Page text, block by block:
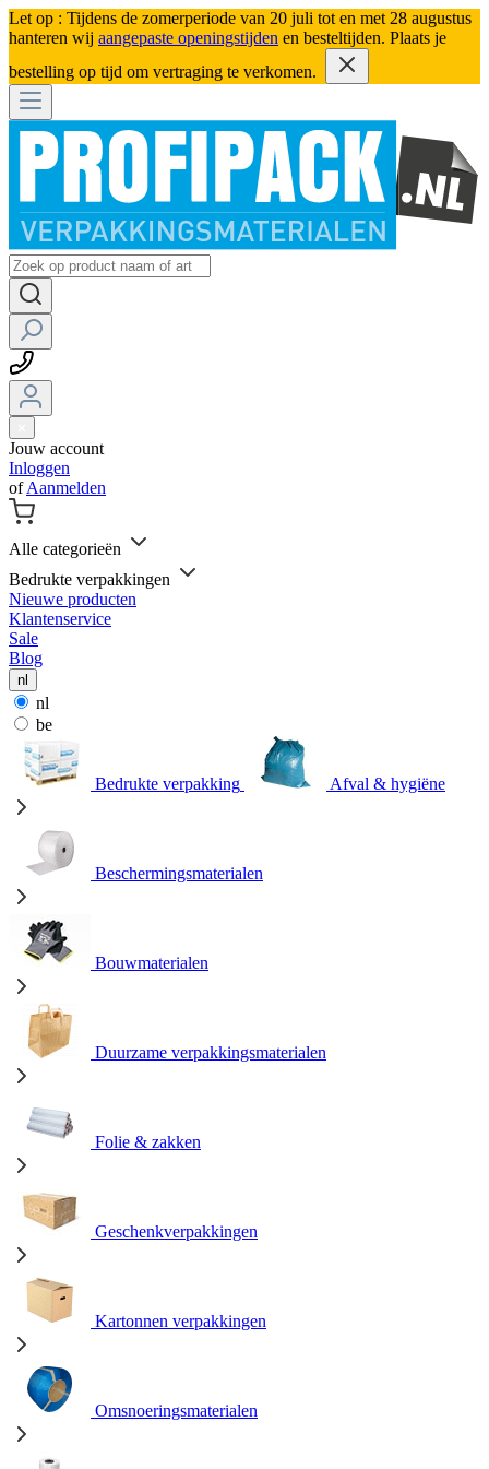
Let op : Tijdens de zomerperiode van 20 juli tot en met 28 augustus
hanteren wij aangepaste openingstijden en besteltijden. Plaats je
bestelling op tijd om vertraging te verkomen.
Jouw account
Inloggen
ofAanmelden
Alle categorieën
Bedrukte verpakkingen
Nieuwe producten
Klantenservice
Sale
Blog
nl
nl
be
Bedrukte verpakking Afval & hygiëne
Beschermingsmaterialen
Bouwmaterialen
Duurzame verpakkingsmaterialen
Folie & zakken
Geschenkverpakkingen
Kartonnen verpakkingen
Omsnoeringsmaterialen